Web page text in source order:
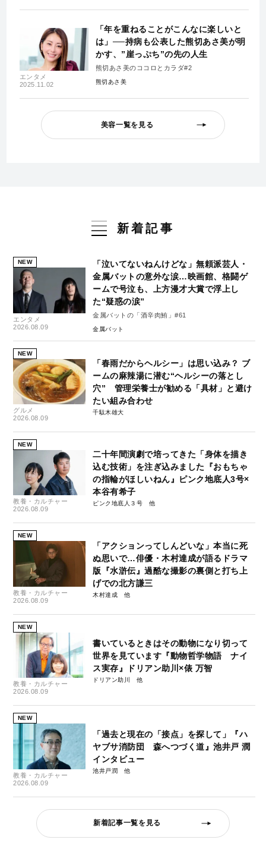
エンタメ
2025.11.02
「年を重ねることがこんなに楽しいと
は」──持病も公表した熊切あさ美が明
かす、”崖っぷち”の先の人生
熊切あさ美のココロとカラダ#2
熊切あさ美
美容一覧を見る
新着記事
NEW
エンタメ
2026.08.09
「泣いてないねんけどな」無頼派芸人・
金属バットの意外な涙…映画館、格闘ゲ
ームで号泣も、上方漫才大賞で浮上し
た“疑惑の涙”
金属バットの「酒辛肉鮪」#61
金属バット
NEW
グルメ
2026.08.09
「春雨だからヘルシー」は思い込み？ ブ
ームの麻辣湯に潜む“ヘルシーの落とし
穴” 管理栄養士が勧める「具材」と避け
たい組み合わせ
千駄木雄大
NEW
教養・カルチャー
2026.08.09
二十年間演劇で培ってきた「身体を描き
込む技術」を注ぎ込みました『おもちゃ
の指輪がほしいねん』ピンク地底人3号×
本谷有希子
ピンク地底人３号
NEW
教養・カルチャー
2026.08.09
「アクションってしんどいな」本当に死
ぬ思いで…俳優・木村達成が語るドラマ
版『水滸伝』過酷な撮影の裏側と打ち上
げでの北方謙三
木村達成
NEW
教養・カルチャー
2026.08.09
書いているときはその動物になり切って
世界を見ています『動物哲学物語 ナイ
ス実存』ドリアン助川×俵 万智
ドリアン助川
NEW
教養・カルチャー
2026.08.09
「過去と現在の「接点」を探して」『ハ
ヤブサ消防団 森へつづく道』池井戸 潤
インタビュー
池井戸潤
新着記事一覧を見る